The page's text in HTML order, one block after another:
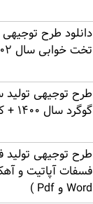
تخت خوابی سال 1402( pdf + word )
طرح توجیهی تولید
گوگرد سال 1400 + کامفار ( Word و Pdf )
طرح توجیهی
Word و Pdf )